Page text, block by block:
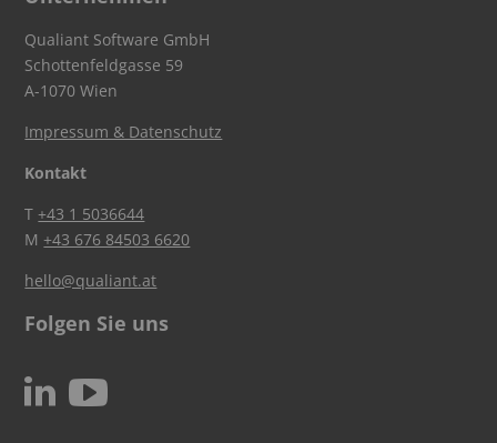
Qualiant Software GmbH
Schottenfeldgasse 59
A-1070 Wien
Impressum & Datenschutz
Kontakt
T+43 1 5036644
M+43 676 84503 6620
hello@qualiant.at
Folgen Sie uns
N c